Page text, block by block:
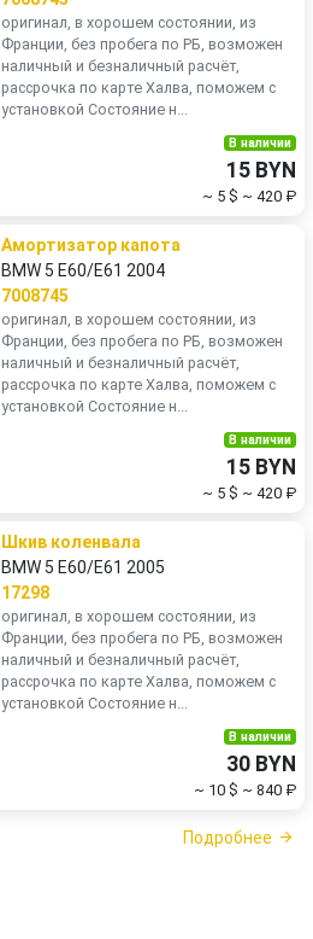
оригинал, в хорошем состоянии, из
Франции, без пробега по РБ, возможен
наличный и безналичный расчёт,
рассрочка по карте Халва, поможем с
установкой Состояние н...
В наличии
15 BYN
~ 5 $ ~ 420 ₽
Амортизатор капота
BMW 5 E60/E61 2004
7008745
оригинал, в хорошем состоянии, из
Франции, без пробега по РБ, возможен
наличный и безналичный расчёт,
рассрочка по карте Халва, поможем с
установкой Состояние н...
В наличии
15 BYN
~ 5 $ ~ 420 ₽
Шкив коленвала
BMW 5 E60/E61 2005
17298
оригинал, в хорошем состоянии, из
Франции, без пробега по РБ, возможен
наличный и безналичный расчёт,
рассрочка по карте Халва, поможем с
установкой Состояние н...
В наличии
30 BYN
~ 10 $ ~ 840 ₽
Подробнее